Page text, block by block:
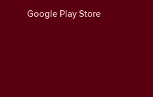
Google Play Store